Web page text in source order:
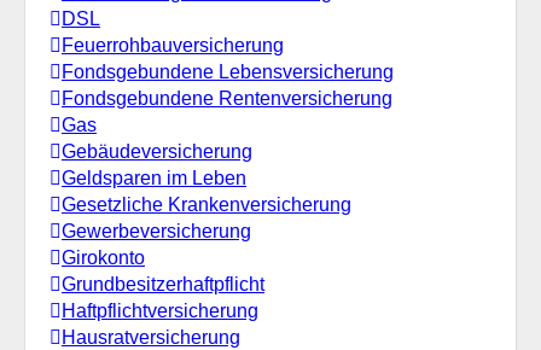
DSL
Feuerrohbauversicherung
Fondsgebundene Lebensversicherung
Fondsgebundene Rentenversicherung
Gas
Gebäudeversicherung
Geldsparen im Leben
Gesetzliche Krankenversicherung
Gewerbeversicherung
Girokonto
Grundbesitzerhaftpflicht
Haftpflichtversicherung
Hausratversicherung